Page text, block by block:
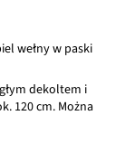
wełny w paski
dekoltem i
120 cm. Można